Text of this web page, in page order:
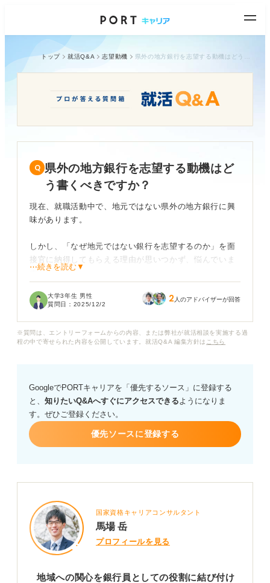
トップ 就活Q&A 志望動機
県外の地方銀行を志望する動機はど
う書くべきですか？
現在、就職活動中で、地元ではない県外の地方銀行に興
味があります。
しかし、「なぜ地元ではない銀行を志望するのか」を面
接官に納得してもらえる理由が思いつかず、悩んでいま
す。
「その土地が好きだから」という理由だけでは弱い気が
れば良いでしょうか？ 具体的なアドバイスをいただきた
⋯続きを読む▼
大学3年生 男性
質問日： 2025/12/2 2 人のアドバイザーが回答
※質問は、エントリーフォームからの内容、または弊社が就活相談を実施する過
程の中で寄せられた内容を公開しています。就活Q&A 編集方針は こちら
GoogleでPORTキャリアを「優先するソース」に登録する
と、 知りたいQ&Aへすぐにアクセスできるようになりま
す。ぜひご登録ください。
優先ソースに登録する
国家資格キャリアコンサルタント
馬場 岳
プロフィールを見る
地域への関心を銀行員としての役割に結び付け